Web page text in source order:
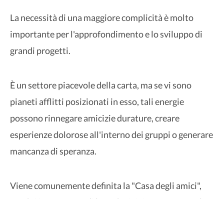
La necessità di una maggiore complicità è molto
importante per l'approfondimento e lo sviluppo di
grandi progetti.
È un settore piacevole della carta, ma se vi sono
pianeti afflitti posizionati in esso, tali energie
possono rinnegare amicizie durature, creare
esperienze dolorose all'interno dei gruppi o generare
mancanza di speranza.
Viene comunemente definita la "Casa degli amici",